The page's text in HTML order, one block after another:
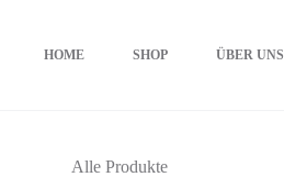
HOME SHOP ÜBER UNS
Alle Produkte